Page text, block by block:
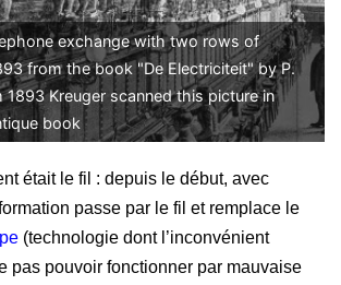
exchange with two rows of
from the book "De Electriciteit" by P.
1893 Kreuger scanned this picture in
book
était le fil : depuis le début, avec
passe par le fil et remplace le
(technologie dont l’inconvénient
pas pouvoir fonctionner par mauvaise